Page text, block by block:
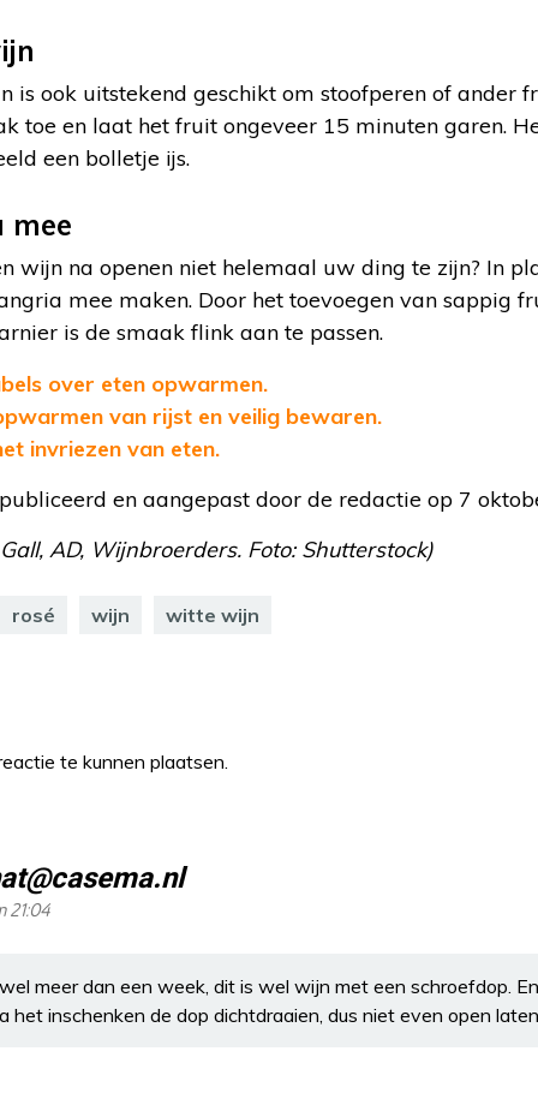
is ook uitstekend geschikt om stoofperen of ander
toe en laat het fruit ongeveer 15 minuten garen.
een bolletje ijs.
mee
wijn na openen niet helemaal uw ding te zijn? In
mee maken. Door het toevoegen van sappig
is de smaak flink aan te passen.
over eten opwarmen.
van rijst en veilig bewaren.
invriezen van eten.
en aangepast door de redactie op 7
AD, Wijnbroerders. Foto: Shutterstock)
rosé wijn witte wijn
te kunnen plaatsen.
21:04
meer dan een week, dit is wel wijn met een schroefdop.
het inschenken de dop dichtdraaien, dus niet even open